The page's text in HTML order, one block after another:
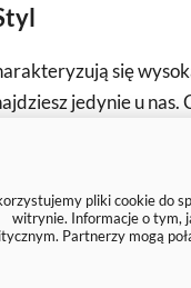
się
jedynie u
roślinnymi,
Wnętrz
glamour obrazu,
pliki cookie do
witrynie. Informacje o tym,
Partnerzy mogą